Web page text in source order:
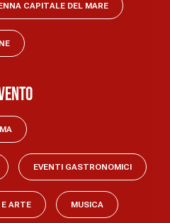
CAPITALE DEL MARE
EVENTI GASTRONOMICI
ARTE MUSICA